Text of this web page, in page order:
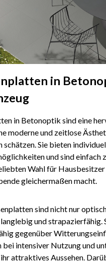
in
in Betonoptik sind eine
moderne und zeitlose
schätzen. Sie bieten
und sind einfach
Wahl für Hausbesitzer
gleichermaßen macht.
sind nicht nur
und strapazierfähig.
gegenüber
bei intensiver Nutzung und
attraktives Aussehen.